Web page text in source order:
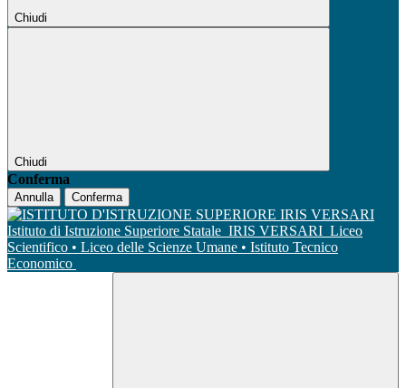
Chiudi
Chiudi
Conferma
Annulla Conferma
Istituto di Istruzione Superiore Statale IRIS VERSARI Liceo
Scientifico • Liceo delle Scienze Umane • Istituto Tecnico
Economico